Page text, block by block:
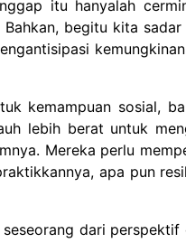
itu hanyalah
begitu kita
kemampuan sosial,
lebih berat untuk
Mereka perlu
apa pun
dari